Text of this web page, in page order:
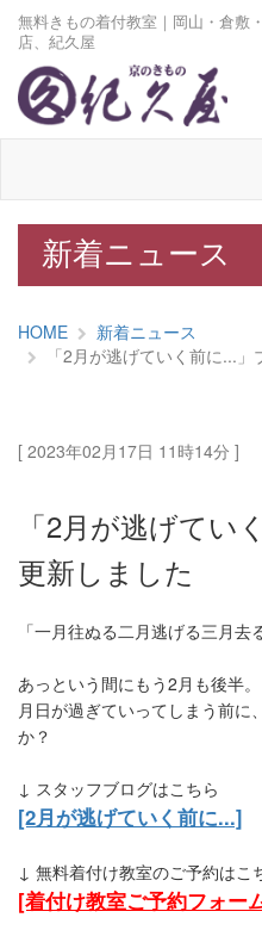
無料きもの着付教室｜岡山・倉敷
店、紀久屋
新着ニュース
HOME
新着ニュース
「2月が逃げていく前に...
[ 2023年02月17日 11時14分 ]
「2月が逃げてい
更新しました
「一月往ぬる二月逃げる三月去
あっという間にもう2月も後半。
月日が過ぎていってしまう前に
か？
↓ スタッフブログはこちら
[2月が逃げていく前に...]
↓ 無料着付け教室のご予約はこ
[着付け教室ご予約フォー